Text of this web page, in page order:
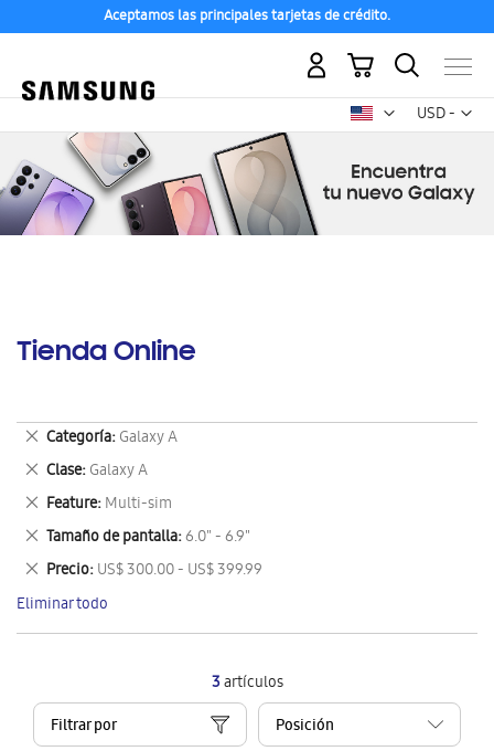
Aceptamos las principales tarjetas de crédito.
USD -
dólar
Mi carrito
Tienda Online
3artículos
Filtrar por
Categoría Galaxy A
Eliminar
este
artículo
Clase Galaxy A
Eliminar
este
artículo
Feature Multi-sim
Eliminar
este
artículo
Tamaño de pantalla 6.0" - 6.9"
Eliminar
este
artículo
Precio US$ 300.00 - US$ 399.99
Eliminar
este
artículo
Eliminar todo